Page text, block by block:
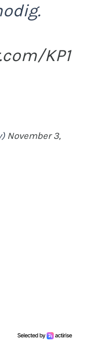
KP1
November 3,